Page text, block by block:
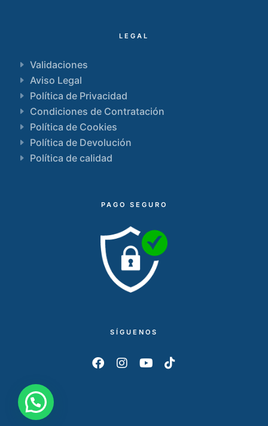
LEGAL
Validaciones
Aviso Legal
Política de Privacidad
Condiciones de Contratación
Política de Cookies
Política de Devolución
Política de calidad
PAGO SEGURO
SÍGUENOS